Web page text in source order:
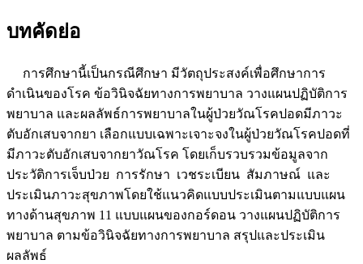
บทคัดย่อ
การศึกษานี้เป็นกรณีศึกษา มีวัตถุประสงค์เพื่อศึกษาการ
ดำเนินของโรค ข้อวินิจฉัยทางการพยาบาล วางแผนปฏิบัติการ
พยาบาล และผลลัพธ์การพยาบาลในผู้ป่วยวัณโรคปอดมีภาวะ
ตับอักเสบจากยา เลือกแบบเฉพาะเจาะจงในผู้ป่วยวัณโรคปอดที่
มีภาวะตับอักเสบจากยาวัณโรค โดยเก็บรวบรวมข้อมูลจาก
ประวัติการเจ็บป่วย การรักษา เวชระเบียน สัมภาษณ์ และ
ประเมินภาวะสุขภาพโดยใช้แนวคิดแบบประเมินตามแบบแผน
ทางด้านสุขภาพ 11 แบบแผนของกอร์ดอน วางแผนปฏิบัติการ
พยาบาล ตามข้อวินิจฉัยทางการพยาบาล สรุปและประเมิน
ผลลัพธ์